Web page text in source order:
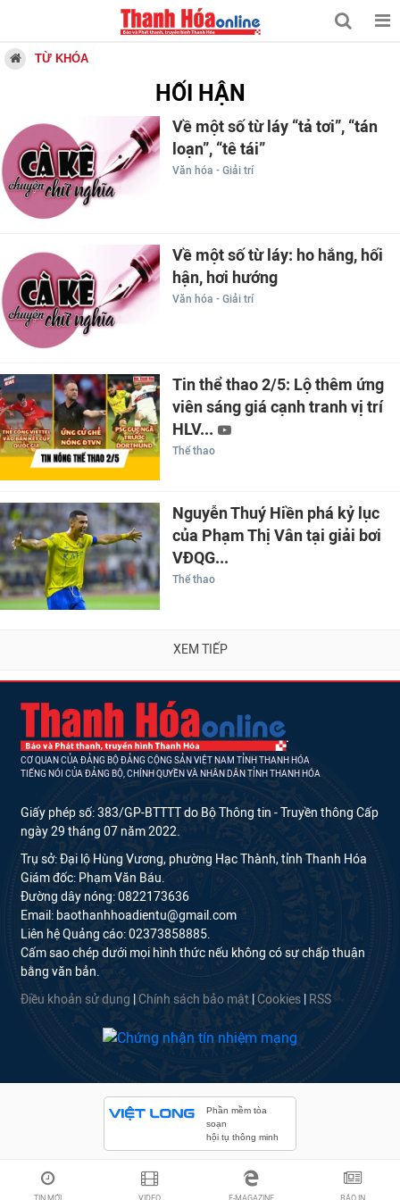
TỪ KHÓA
HỐI HẬN
Về một số từ láy “tả tơi”, “tán
loạn”, “tê tái”
Văn hóa - Giải trí
Về một số từ láy: ho hắng, hối
hận, hơi hướng
Văn hóa - Giải trí
Tin thể thao 2/5: Lộ thêm ứng
viên sáng giá cạnh tranh vị trí
HLV...
Thể thao
Nguyễn Thuý Hiền phá kỷ lục
của Phạm Thị Vân tại giải bơi
VĐQG...
Thể thao
XEM TIẾP
CƠ QUAN CỦA ĐẢNG BỘ ĐẢNG CỘNG SẢN VIỆT NAM TỈNH THANH HÓA
TIẾNG NÓI CỦA ĐẢNG BỘ, CHÍNH QUYỀN VÀ NHÂN DÂN TỈNH THANH HÓA
Giấy phép số: 383/GP-BTTTT do Bộ Thông tin - Truyền thông Cấp
ngày 29 tháng 07 năm 2022.
Trụ sở: Đại lộ Hùng Vương, phường Hạc Thành, tỉnh Thanh Hóa
Giám đốc: Phạm Văn Báu.
Đường dây nóng: 0822173636
Email: baothanhhoadientu@gmail.com
Liên hệ Quảng cáo: 02373858885.
Cấm sao chép dưới mọi hình thức nếu không có sự chấp thuận
bằng văn bản.
Điều khoản sử dụng Chính sách bảo mật Cookies RSS
Phần mềm tòa
soạn
hội tụ thông minh
TIN MỚI VIDEO E-MAGAZINE BÁO IN